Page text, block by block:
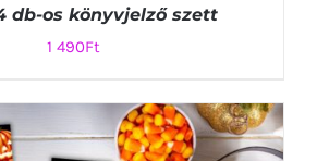
db-os könyvjelző szett
1 490Ft